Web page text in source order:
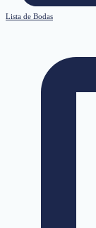
Lista de Bodas